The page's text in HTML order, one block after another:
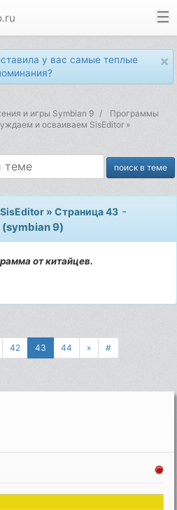
×
у вас самые теплые
и игры Symbian 9
Программы
и осваиваем SisEditor »
» Страница 43 -
9)
от китайцев.
42 43 44 » #